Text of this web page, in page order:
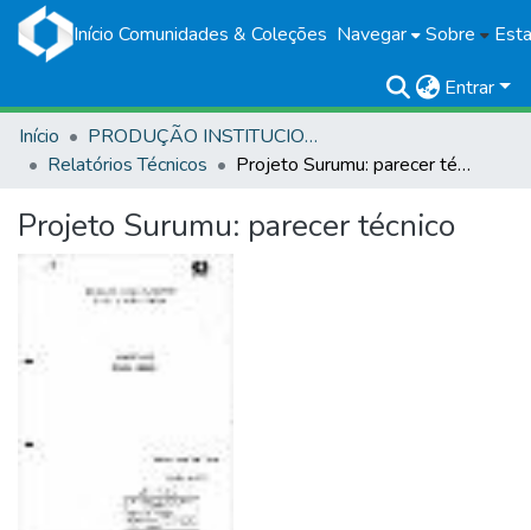
Início Comunidades & Coleções Navegar Sobre
Entrar
Início
PRODUÇÃO INSTITUCIONAL
Relatórios Técnicos
Projeto Surumu: parecer técnico
Projeto Surumu: parecer técnico